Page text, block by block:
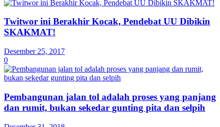
Twitwor ini Berakhir Kocak, Pendebat UU Dibikin
SKAKMAT!
Desember 25, 2017
0
Pembangunan jalan tol adalah proses yang panjang
dan rumit, bukan sekedar gunting pita dan selpih